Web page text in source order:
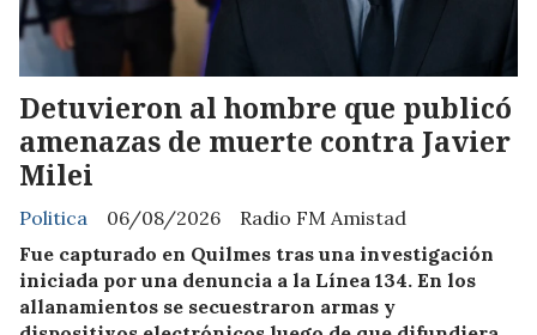
Detuvieron al hombre que publicó
amenazas de muerte contra Javier
Milei
Radio FM Amistad
Politica
06/08/2026
Fue capturado en Quilmes tras una investigación
iniciada por una denuncia a la Línea 134. En los
allanamientos se secuestraron armas y